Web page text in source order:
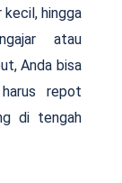
kecil, hingga
atau
Anda bisa
repot
di tengah